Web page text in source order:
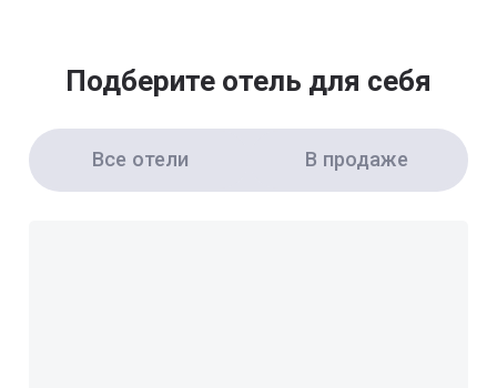
Подберите отель для себя
Все отели В продаже